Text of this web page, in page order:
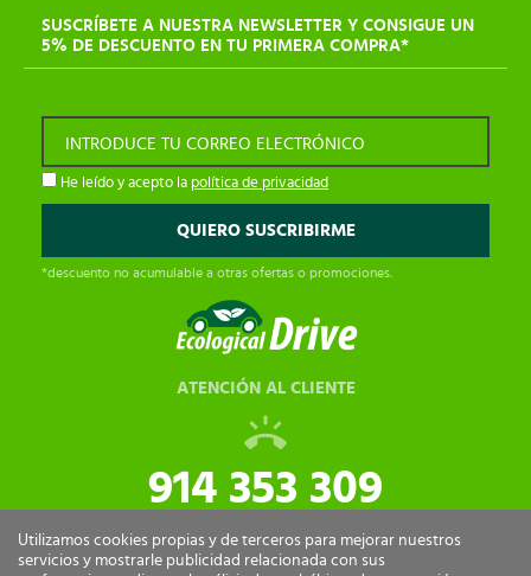
SUSCRÍBETE A NUESTRA NEWSLETTER Y CONSIGUE UN
5% DE DESCUENTO EN TU PRIMERA COMPRA*
INTRODUCE TU CORREO ELECTRÓNICO
He leído y acepto la política de privacidad
*descuento no acumulable a otras ofertas o promociones.
ATENCIÓN AL CLIENTE
914 353 309
tiendaonline@ecologicaldrive.com
Utilizamos cookies propias y de terceros para mejorar nuestros
servicios y mostrarle publicidad relacionada con sus